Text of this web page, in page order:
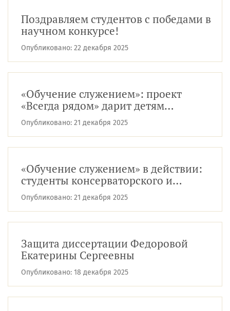
Поздравляем студентов с победами в
научном конкурсе!
Опубликовано: 22 декабря 2025
«Обучение служением»: проект
«Всегда рядом» дарит детям
новогоднюю сказку
Опубликовано: 21 декабря 2025
«Обучение служением» в действии:
студенты консерваторского и
хореографического факультетов
дарят ...
Опубликовано: 21 декабря 2025
Защита диссертации Федоровой
Екатерины Сергеевны
Опубликовано: 18 декабря 2025